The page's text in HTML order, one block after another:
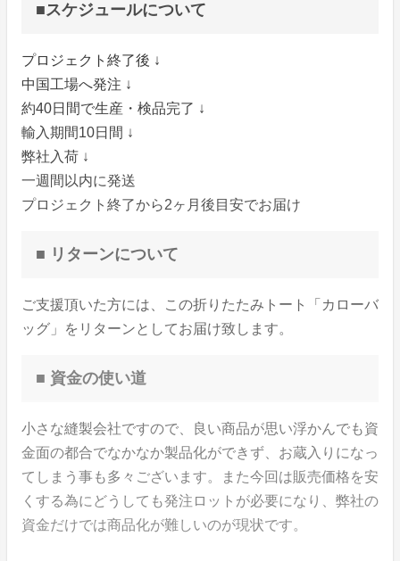
■スケジュールについて
プロジェクト終了後 ↓
中国工場へ発注 ↓
約40日間で生産・検品完了 ↓
輸入期間10日間 ↓
弊社入荷 ↓
一週間以内に発送
プロジェクト終了から2ヶ月後目安でお届け
■ リターンについて
ご支援頂いた方には、この折りたたみトート「カローバ
ッグ」をリターンとしてお届け致します。
■ 資金の使い道
小さな縫製会社ですので、良い商品が思い浮かんでも資
金面の都合でなかなか製品化ができず、お蔵入りになっ
てしまう事も多々ございます。また今回は販売価格を安
くする為にどうしても発注ロットが必要になり、弊社の
資金だけでは商品化が難しいのが現状です。